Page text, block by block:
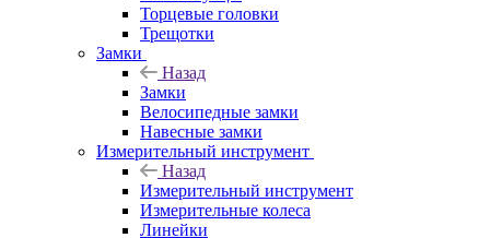
Торцевые головки
Трещотки
Замки
Назад
Замки
Велосипедные замки
Навесные замки
Измерительный инструмент
Назад
Измерительный инструмент
Измерительные колеса
Линейки